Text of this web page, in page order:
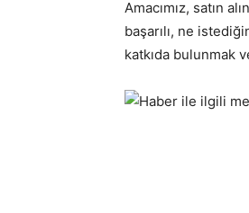
Amacımız, satın
başarılı, ne
katkıda bulunmak